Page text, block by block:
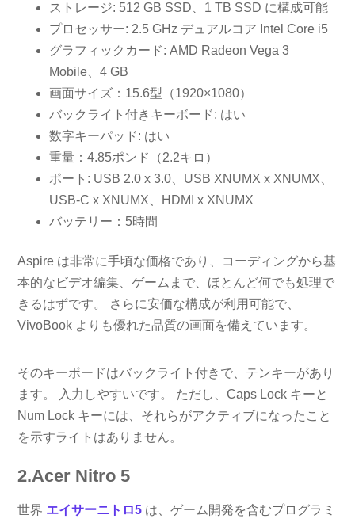
ストレージ: 512 GB SSD、1 TB SSD に構成可能
プロセッサー: 2.5 GHz デュアルコア Intel Core i5
グラフィックカード: AMD Radeon Vega 3
Mobile、4 GB
画面サイズ：15.6型（1920×1080）
バックライト付きキーボード: はい
数字キーパッド: はい
重量：4.85ポンド（2.2キロ）
ポート: USB 2.0 x 3.0、USB XNUMX x XNUMX、
USB-C x XNUMX、HDMI x XNUMX
バッテリー：5時間
Aspire は非常に手頃な価格であり、コーディングから基
本的なビデオ編集、ゲームまで、ほとんど何でも処理で
きるはずです。 さらに安価な構成が利用可能で、
VivoBook よりも優れた品質の画面を備えています。
そのキーボードはバックライト付きで、テンキーがあり
ます。 入力しやすいです。 ただし、Caps Lock キーと
Num Lock キーには、それらがアクティブになったこと
を示すライトはありません。
2.Acer Nitro 5
世界 エイサーニトロ5 は、ゲーム開発を含むプログラミ